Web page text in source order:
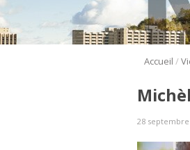
Accueil /
28 septembre